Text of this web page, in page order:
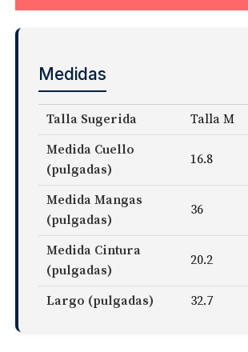
Cuff
Medidas
Talla Sugerida
Talla M
Medida Cuello
(pulgadas)
16.8
Medida Mangas
(pulgadas)
36
Medida Cintura
(pulgadas)
20.2
Largo (pulgadas) 32.7